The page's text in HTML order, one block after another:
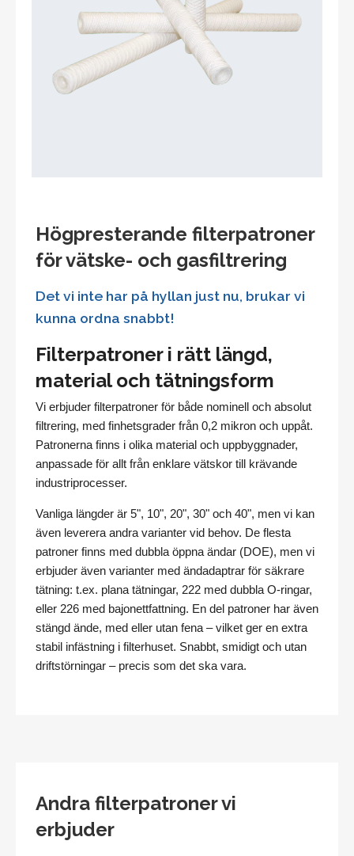
| ENGLISH
Högpresterande filterpatroner
för vätske- och gasfiltrering
Det vi inte har på hyllan just nu, brukar vi
kunna ordna snabbt!
Filterpatroner i rätt längd,
material och tätningsform
Vi erbjuder filterpatroner för både nominell och absolut
filtrering, med finhetsgrader från 0,2 mikron och uppåt.
Patronerna finns i olika material och uppbyggnader,
anpassade för allt från enklare vätskor till krävande
industriprocesser.
Vanliga längder är 5", 10", 20", 30" och 40", men vi kan
även leverera andra varianter vid behov. De flesta
patroner finns med dubbla öppna ändar (DOE), men vi
erbjuder även varianter med ändadaptrar för säkrare
tätning: t.ex. plana tätningar, 222 med dubbla O-ringar,
eller 226 med bajonettfattning. En del patroner har även
stängd ände, med eller utan fena – vilket ger en extra
stabil infästning i filterhuset. Snabbt, smidigt och utan
driftstörningar – precis som det ska vara.
Andra filterpatroner vi
erbjuder